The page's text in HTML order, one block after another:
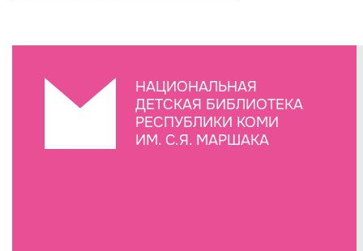
НАЦИОНАЛЬНАЯ
ДЕТСКАЯ БИБЛИОТЕКА
РЕСПУБЛИКИ КОМИ
ИМ. С.Я. МАРШАКА